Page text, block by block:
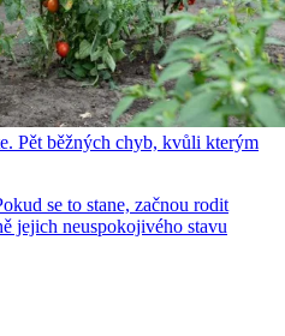
Pět běžných chyb, kvůli kterým
se to stane, začnou rodit
jejich neuspokojivého stavu